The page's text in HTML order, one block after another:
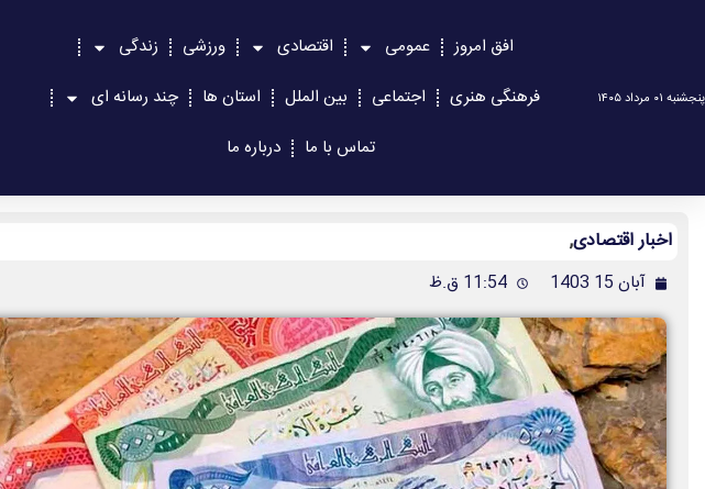
پنجشنبه ۰۱ مرداد ۱۴۰۵
افق امروز عمومی اقتصادی ورزشی
زندگی
فرهنگی هنری
اجتماعی بین الملل استان ها
چند رسانه ای
تماس با ما
درباره ما
اخبار اقتصادی,
آبان 15 1403 11:54 ق.ظ